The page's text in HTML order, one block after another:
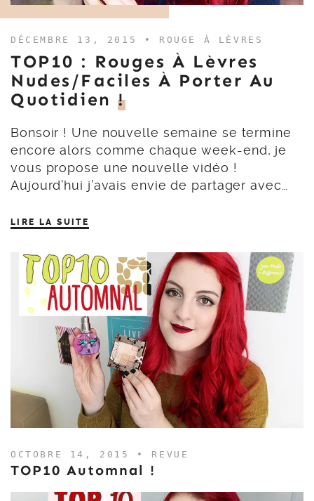
DÉCEMBRE 13, 2015 • ROUGE À LÈVRES
TOP10 : Rouges À Lèvres
Nudes/faciles À Porter Au
Quotidien !
Bonsoir ! Une nouvelle semaine se termine
encore alors comme chaque week-end, je
vous propose une nouvelle vidéo !
Aujourd’hui j’avais envie de partager avec…
LIRE LA SUITE
OCTOBRE 14, 2015 • REVUE
TOP10 Automnal !